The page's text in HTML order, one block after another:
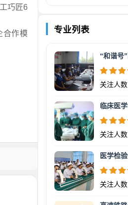
巧匠6
合作模
专业列表
“和谐号
关注人数
临床医
关注人数
医学检
关注人数